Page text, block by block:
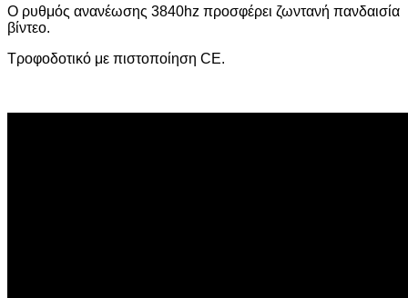
Ο ρυθμός ανανέωσης 3840hz προσφέρει ζωντανή πανδαισία
βίντεο.
Τροφοδοτικό με πιστοποίηση CE.